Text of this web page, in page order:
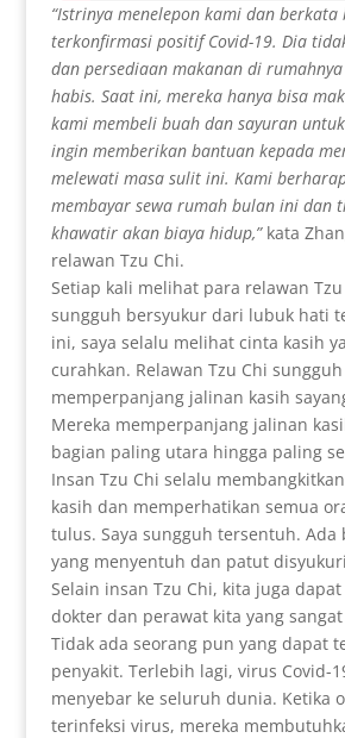
“Istrinya menelepon kami dan
terkonfirmasi positif Covid-19. Dia
dan persediaan makanan di
habis. Saat ini, mereka hanya bisa
kami membeli buah dan sayuran
ingin memberikan bantuan kepada
melewati masa sulit ini. Kami
membayar sewa rumah bulan ini dan
khawatir akan biaya hidup,”kata
relawan Tzu Chi.
Setiap kali melihat para relawan Tzu
sungguh bersyukur dari lubuk hati
ini, saya selalu melihat cinta kasih
curahkan. Relawan Tzu Chi
memperpanjang jalinan kasih
Mereka memperpanjang jalinan
bagian paling utara hingga paling
Insan Tzu Chi selalu
kasih dan memperhatikan semua
tulus. Saya sungguh tersentuh. Ada
yang menyentuh dan patut
Selain insan Tzu Chi, kita juga
dokter dan perawat kita yang
Tidak ada seorang pun yang dapat
penyakit. Terlebih lagi, virus Covid-
menyebar ke seluruh dunia. Ketika
terinfeksi virus, mereka